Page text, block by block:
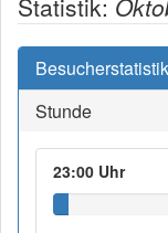
Statistik:
Besucherstatistik
Stunde
23:00 Uhr